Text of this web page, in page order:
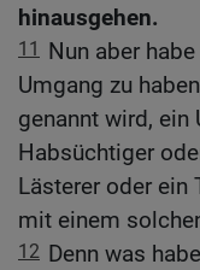
hinausgehen.
11 Nun aber
Umgang zu
genannt wird, ein
Habsüchtiger
Lästerer oder ein
mit einem
12 Denn was